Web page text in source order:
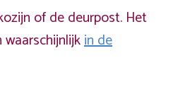
of de deurpost. Het
in de